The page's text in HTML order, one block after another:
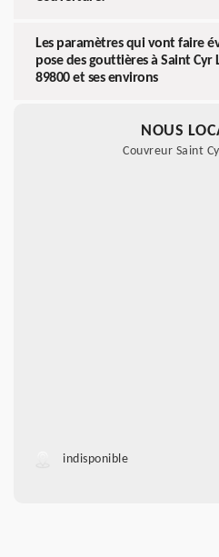
Les paramètres qui vont faire
pose des gouttières à Saint Cyr
89800 et ses environs
NOUS
Couvreur Saint
indisponible